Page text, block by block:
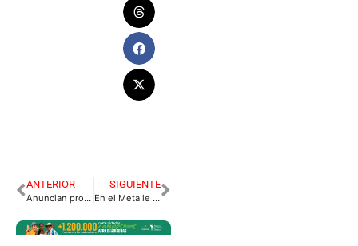
ANTERIOR
Anuncian protestas en vía al Llano
SIGUIENTE
En el Meta le ponen el acelerador a la Reforma Agraria.